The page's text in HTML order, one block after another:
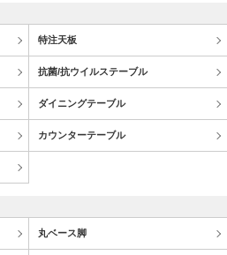
特注天板
抗菌/抗ウイルステーブル
ダイニングテーブル
カウンターテーブル
丸ベース脚